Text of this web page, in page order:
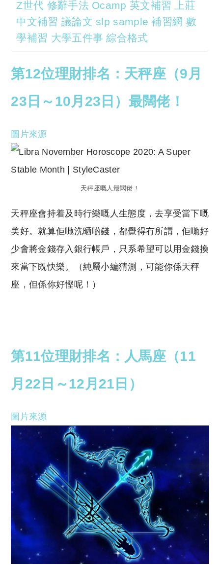
Z世代 修辭手法 Ocamp 英文補習 上莊
中文補習 議論文 slp sample 補習網 數
學補習 大學五件事 綜合格式
第12位理財排名：天秤座（9月
23日～10月23日）最闊佬！
圖片來源
天秤座嘅人最闊佬！
天秤座會持着及時行樂嘅人生態度，去享受當下嘅
美好。就算佢哋洗晒啲錢，都覺得冇所謂，佢哋好
少會將金錢存入銀行帳戶，只系希望可以用金錢換
來當下既快樂。（純屬小編猜測，可能你係天秤
座，但係你好慳呢！）
第11位理財排名：人馬座（11
月22日～12月21日）
圖片來源